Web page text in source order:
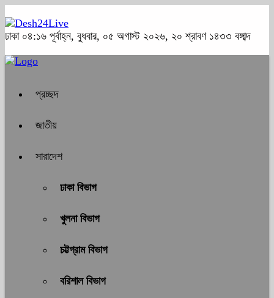
ঢাকা ০৪:১৬ পূর্বাহ্ন, বুধবার, ০৫ অগাস্ট ২০২৬, ২০ শ্রাবণ ১৪৩৩ বঙ্গাব্দ
প্রচ্ছদ
জাতীয়
সারাদেশ
ঢাকা বিভাগ
খুলনা বিভাগ
চট্টগ্রাম বিভাগ
বরিশাল বিভাগ